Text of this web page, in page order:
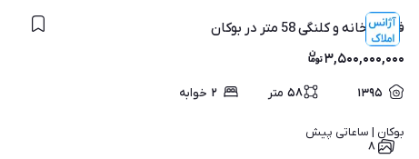
فروش خانه و کلنگی 58 متر در بوکان
۳,۵۰۰,۰۰۰,۰۰۰
۱۳۹۵ ۵۸ متر ۲ خوابه
بوکان | ساعاتی پیش
۸